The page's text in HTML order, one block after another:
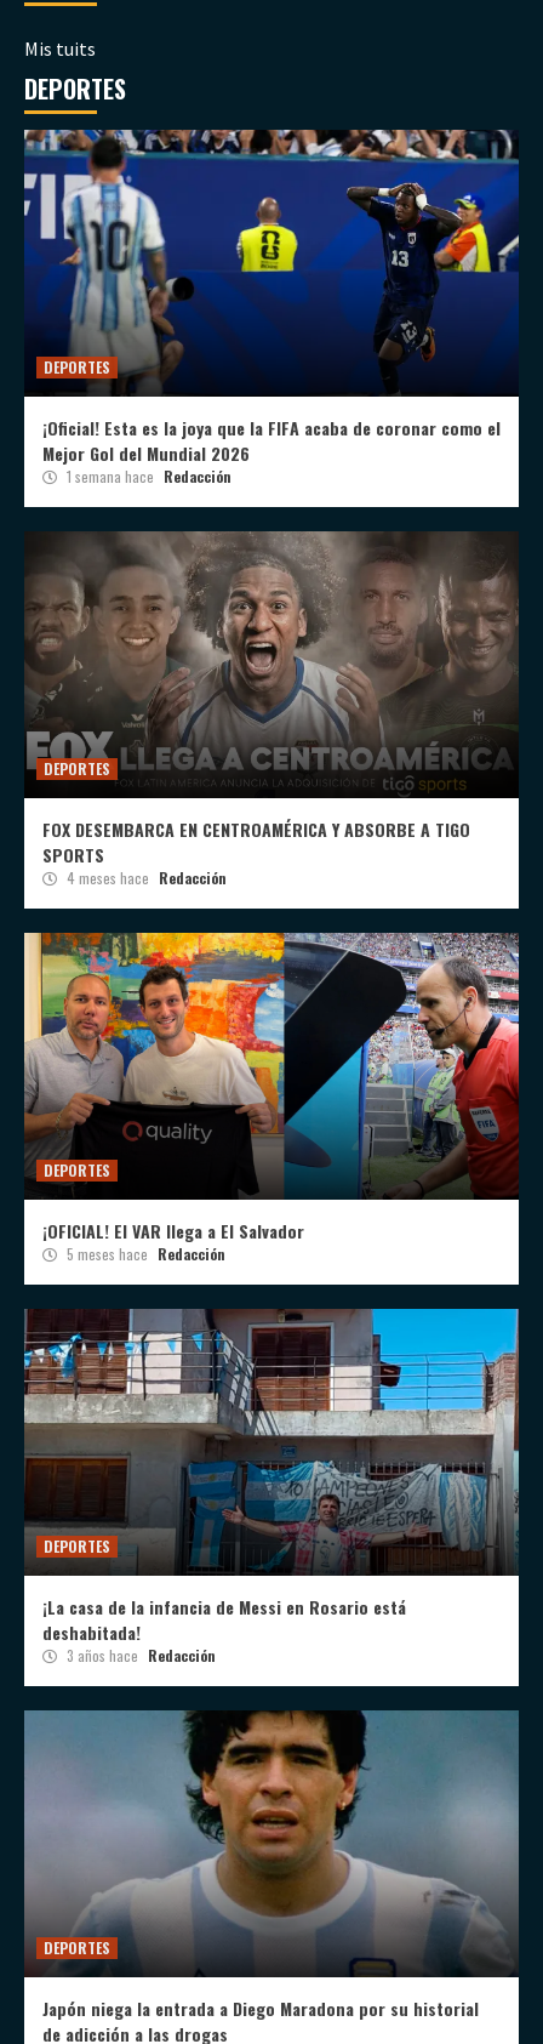
Mis tuits
DEPORTES
DEPORTES
¡Oficial! Esta es la joya que la FIFA acaba de coronar como el
Mejor Gol del Mundial 2026
1 semana hace Redacción
DEPORTES
FOX DESEMBARCA EN CENTROAMÉRICA Y ABSORBE A TIGO
SPORTS
4 meses hace Redacción
DEPORTES
¡OFICIAL! El VAR llega a El Salvador
5 meses hace Redacción
DEPORTES
¡La casa de la infancia de Messi en Rosario está
deshabitada!
3 años hace Redacción
DEPORTES
Japón niega la entrada a Diego Maradona por su historial
de adicción a las drogas